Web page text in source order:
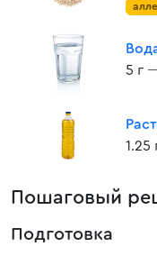
5 г
1.25
Пошаговый
Подготовка